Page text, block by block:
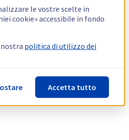
le vostre scelte in
cookie» accessibile in fondo
politica di utilizzo dei
Accetta tutto